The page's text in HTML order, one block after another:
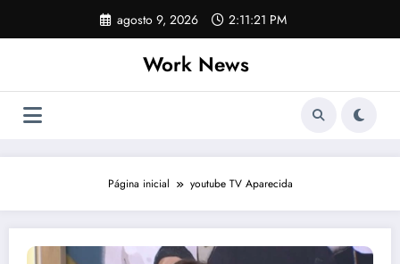
o
agosto 9, 2026 2:11:22 PM
Work News
Página inicial youtube TV Aparecida